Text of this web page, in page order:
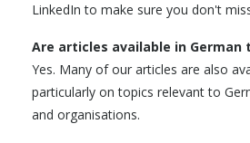
LinkedIn to make sure you don't
Are articles available in German
Yes. Many of our articles are also
particularly on topics relevant to
and organisations.